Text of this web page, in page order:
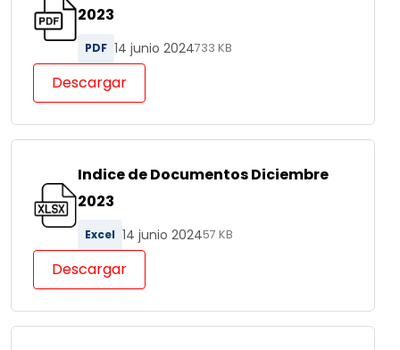
2023
PDF 14 junio 2024733 KB
Descargar
Indice de Documentos Diciembre
2023
Excel 14 junio 202457 KB
Descargar